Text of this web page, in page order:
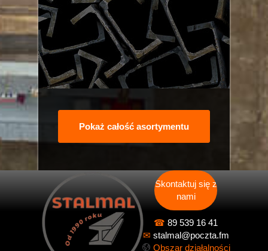
Pokaż całość asortymentu
Skontaktuj się z
nami
☎ 89 539 16 41
✉ stalmal@poczta.fm
Obszar działalności